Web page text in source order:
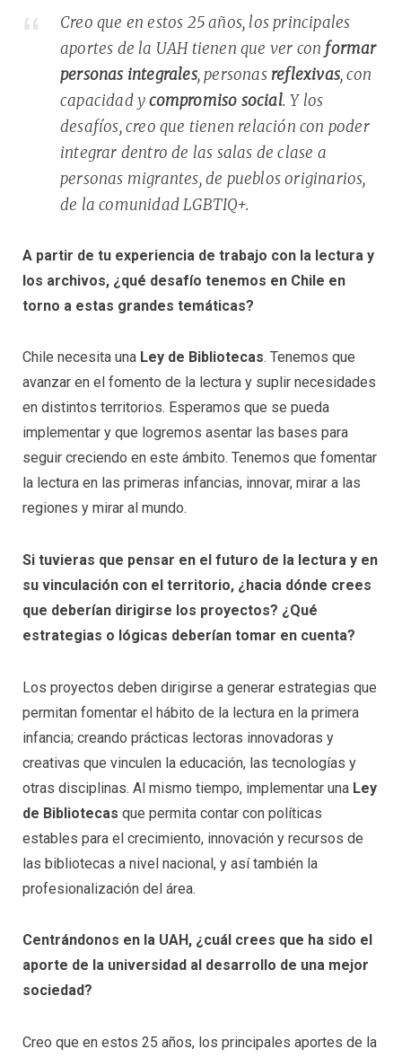
Creo que en estos 25 años, los principales
aportes de la UAH tienen que ver con formar
personas integrales, personas reflexivas, con
capacidad ycompromiso social. Y los
desafíos, creo que tienen relación con poder
integrar dentro de las salas de clase a
personas migrantes, de pueblos originarios,
de la comunidad LGBTIQ+.
A partir de tu experiencia de trabajo con la lectura y
los archivos, ¿qué desafío tenemos en Chile en
torno a estas grandes temáticas?
Chile necesita una Ley de Bibliotecas. Tenemos que
avanzar en el fomento de la lectura y suplir necesidades
en distintos territorios. Esperamos que se pueda
implementar y que logremos asentar las bases para
seguir creciendo en este ámbito. Tenemos que fomentar
la lectura en las primeras infancias, innovar, mirar a las
regiones y mirar al mundo.
Si tuvieras que pensar en el futuro de la lectura y en
su vinculación con el territorio, ¿hacia dónde crees
que deberían dirigirse los proyectos? ¿Qué
estrategias o lógicas deberían tomar en cuenta?
Los proyectos deben dirigirse a generar estrategias que
permitan fomentar el hábito de la lectura en la primera
infancia; creando prácticas lectoras innovadoras y
creativas que vinculen la educación, las tecnologías y
otras disciplinas. Al mismo tiempo, implementar una Ley
de Bibliotecas que permita contar con políticas
estables para el crecimiento, innovación y recursos de
las bibliotecas a nivel nacional, y así también la
profesionalización del área.
Centrándonos en la UAH, ¿cuál crees que ha sido el
aporte de la universidad al desarrollo de una mejor
sociedad?
Creo que en estos 25 años, los principales aportes de la